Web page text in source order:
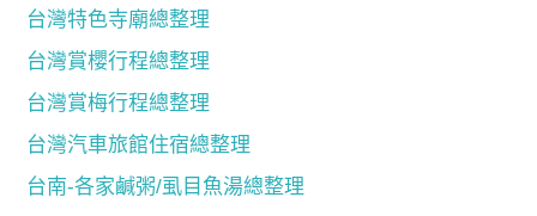
台灣特色寺廟總整理
台灣賞櫻行程總整理
台灣賞梅行程總整理
台灣汽車旅館住宿總整理
台南-各家鹹粥/虱目魚湯總整理